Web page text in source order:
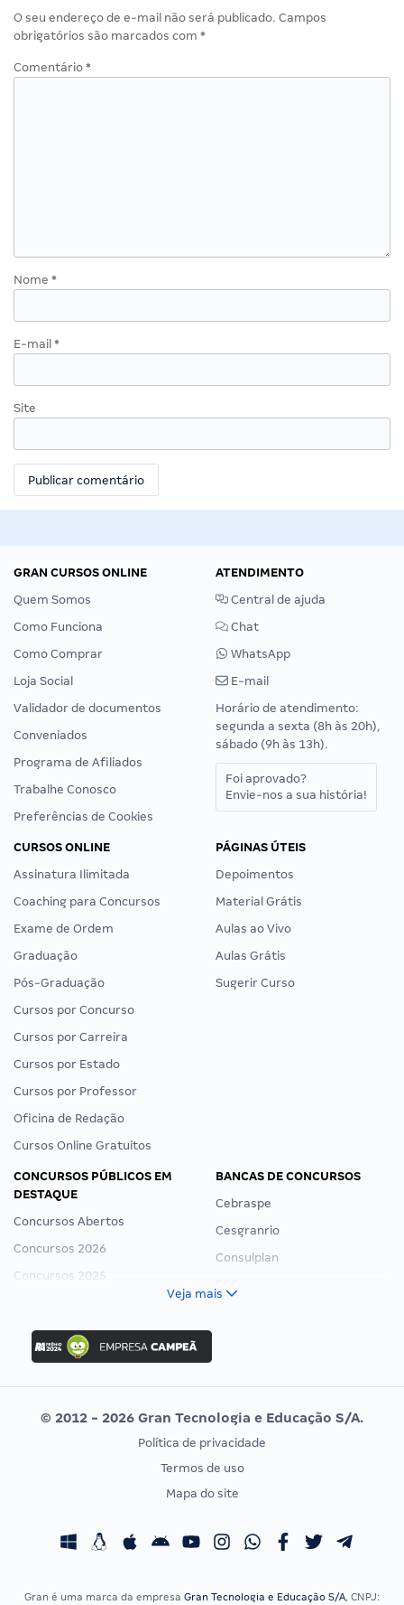
O seu endereço de e-mail não será publicado. Campos
obrigatórios são marcados com *
Comentário *
Nome *
E-mail *
Site
GRAN CURSOS ONLINE
Quem Somos
Como Funciona
Como Comprar
Loja Social
Validador de documentos
Conveniados
Programa de Afiliados
Trabalhe Conosco
Preferências de Cookies
ATENDIMENTO
Central de ajuda
Chat
WhatsApp
E-mail
Horário de atendimento:
segunda a sexta (8h às 20h),
sábado (9h às 13h).
Foi aprovado?
Envie-nos a sua história!
CURSOS ONLINE
Assinatura Ilimitada
Coaching para Concursos
Exame de Ordem
Graduação
Pós-Graduação
Cursos por Concurso
Cursos por Carreira
Cursos por Estado
Cursos por Professor
Oficina de Redação
Cursos Online Gratuitos
PÁGINAS ÚTEIS
Depoimentos
Material Grátis
Aulas ao Vivo
Aulas Grátis
Sugerir Curso
CONCURSOS PÚBLICOS EM
DESTAQUE
Concursos Abertos
Concursos 2026
Concursos 2025
Concurso Ibama
Concurso MPU
Editais publicados
BANCAS DE CONCURSOS
Cebraspe
Cesgranrio
Consulplan
Vunesp
CONCURSOS POR PROFISSÃO
Concursos Fiscais
EXAME DE ORDEM
Calendário OAB
Veja mais
© 2012 - 2026 Gran Tecnologia e Educação S/A.
Política de privacidade
Termos de uso
Mapa do site
Gran é uma marca da empresa Gran Tecnologia e Educação S/A, CNPJ: